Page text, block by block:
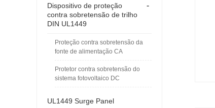
-
Dispositivo de proteção
contra sobretensão de trilho
DIN UL1449
Proteção contra sobretensão da
fonte de alimentação CA
Protetor contra sobretensão do
sistema fotovoltaico DC
UL1449 Surge Panel